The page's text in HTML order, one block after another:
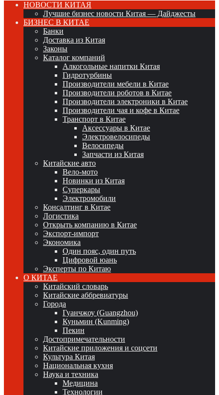
НОВОСТИ КИТАЯ
Лучшие бизнес новости Китая — Дайджесты
БИЗНЕС В КИТАЕ
Банки
Доставка из Китая
Законы
Каталог компаний
Алкогольные напитки Китая
Гидротурбины
Производители мебели в Китае
Производители роботов в Китае
Производители электроники в Китае
Производители чая и кофе в Китае
Транспорт в Китае
Аксессуары в Китае
Электровелосипеды
Велосипеды
Запчасти из Китая
Китайские авто
Вело-мото
Новинки из Китая
Суперкары
Электромобили
Консалтинг в Китае
Логистика
Открыть компанию в Китае
Экспорт-импорт
Экономика
Один пояс, один путь
Цифровой юань
Эксперты по Китаю
О КИТАЕ
Китайский словарь
Китайские аббревиатуры
Города
Гуанчжоу (Guangzhou)
Куньмин (Kunming)
Пекин
Достопримечательности
Китайские приложения и соцсети
Культура Китая
Национальная кухня
Наука и техника
Медицина
Технологии